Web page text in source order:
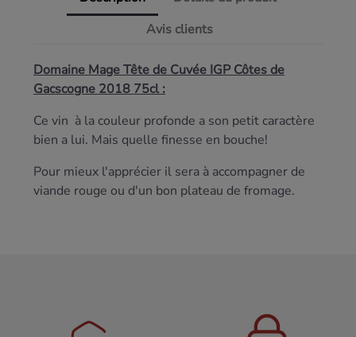
Avis clients
Domaine Mage Tête de Cuvée IGP Côtes de
Gacscogne 2018 75cl :
Ce vin à la couleur profonde a son petit caractère
bien a lui. Mais quelle finesse en bouche!
Pour mieux l'apprécier il sera à accompagner de
viande rouge ou d'un bon plateau de fromage.